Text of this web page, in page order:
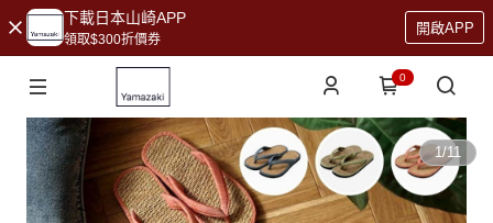
下載日本山崎APP
領取$300折價券
開啟APP
0
1/11